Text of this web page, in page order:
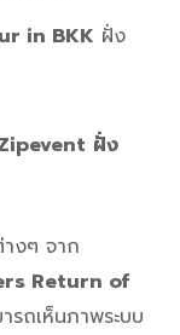
in BKK ฝั่ง
ฝั่ง
งๆ จาก
Return of
รถเห็นภาพระบบ